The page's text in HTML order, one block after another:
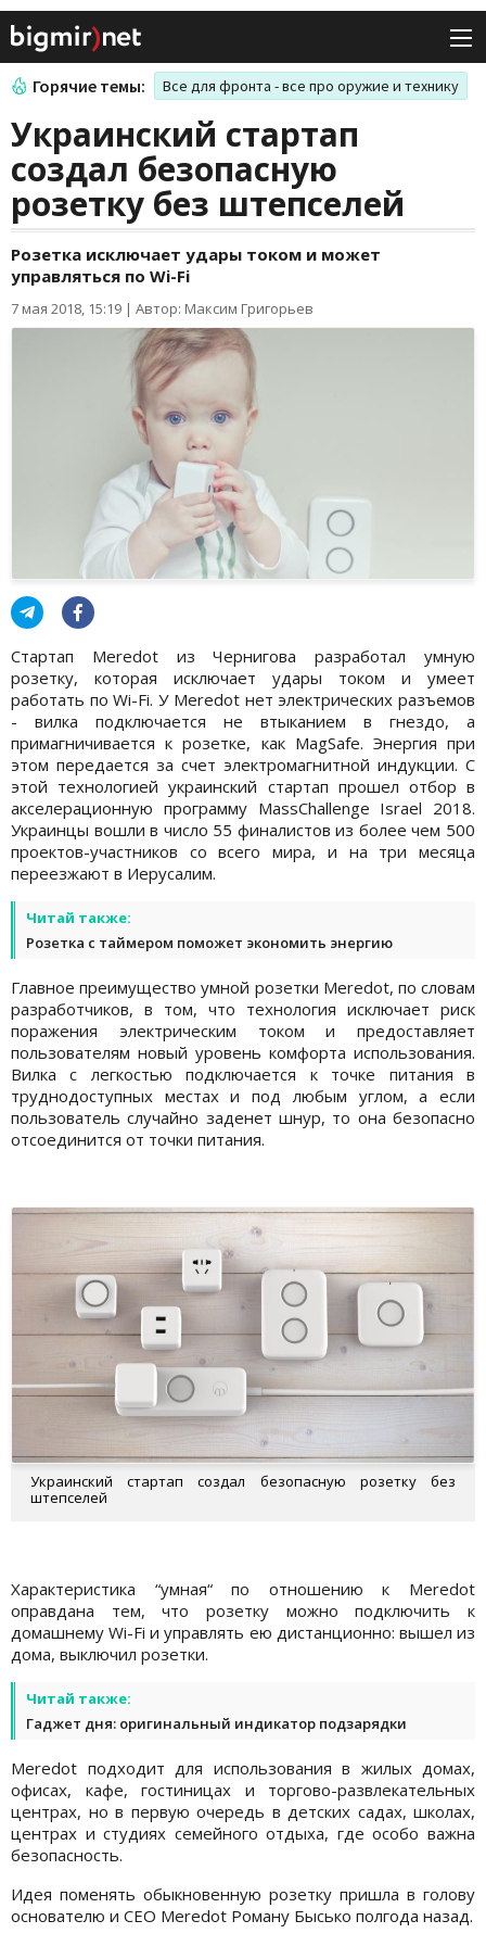
Горячие темы: Все для фронта - все про оружие и технику
Украинский стартап
создал безопасную
розетку без штепселей
Розетка исключает удары током и может
управляться по Wi-Fi
7 мая 2018, 15:19 | Автор: Максим Григорьев
Стартап Meredot из Чернигова разработал умную
розетку, которая исключает удары током и умеет
работать по Wi-Fi. У Meredot нет электрических разъемов
- вилка подключается не втыканием в гнездо, а
примагничивается к розетке, как MagSafe. Энергия при
этом передается за счет электромагнитной индукции. С
этой технологией украинский стартап прошел отбор в
акселерационную программу MassChallenge Israel 2018.
Украинцы вошли в число 55 финалистов из более чем 500
проектов-участников со всего мира, и на три месяца
переезжают в Иерусалим.
Читай также:
Розетка с таймером поможет экономить энергию
Главное преимущество умной розетки Meredot, по словам
разработчиков, в том, что технология исключает риск
поражения электрическим током и предоставляет
пользователям новый уровень комфорта использования.
Вилка с легкостью подключается к точке питания в
труднодоступных местах и под любым углом, а если
пользователь случайно заденет шнур, то она безопасно
отсоединится от точки питания.
Украинский стартап создал безопасную розетку без
штепселей
Характеристика “умная“ по отношению к Meredot
оправдана тем, что розетку можно подключить к
домашнему Wi-Fi и управлять ею дистанционно: вышел из
дома, выключил розетки.
Читай также:
Гаджет дня: оригинальный индикатор подзарядки
Meredot подходит для использования в жилых домах,
офисах, кафе, гостиницах и торгово-развлекательных
центрах, но в первую очередь в детских садах, школах,
центрах и студиях семейного отдыха, где особо важна
безопасность.
Идея поменять обыкновенную розетку пришла в голову
основателю и CEO Meredot Роману Бысько полгода назад.